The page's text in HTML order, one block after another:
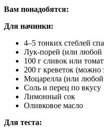
Вам понадобятся:
Для начинки:
4–5 тонких стеблей
Лук-порей (или любой
100 г сливок или
200 г креветок
Моцарелла (или
Соль и перец по вкусу
Лимонный сок
Оливковое масло
​Для теста: